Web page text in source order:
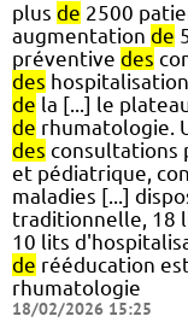
plus de 2500
augmentation de
préventive des
des
de la [...] le
de rhumatologie.
des consultations
et pédiatrique,
maladies [...]
traditionnelle, 18
10 lits
de rééducation
rhumatologie
18/02/2026 15:25